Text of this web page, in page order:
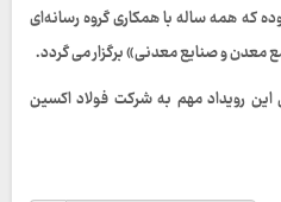
که همه ساله با همکاری گروه رسانه‌ای
معدن و صنایع معدنی» برگزار می گردد.
رویداد مهم به شرکت فولاد اکسین